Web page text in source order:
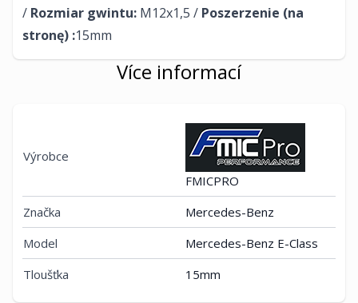
/ Rozmiar gwintu: M12x1,5 / Poszerzenie (na
stronę) :15mm​
Více informací
Výrobce
FMICPRO
Značka
Mercedes-Benz
Model
Mercedes-Benz E-Class
Tloušťka
15mm